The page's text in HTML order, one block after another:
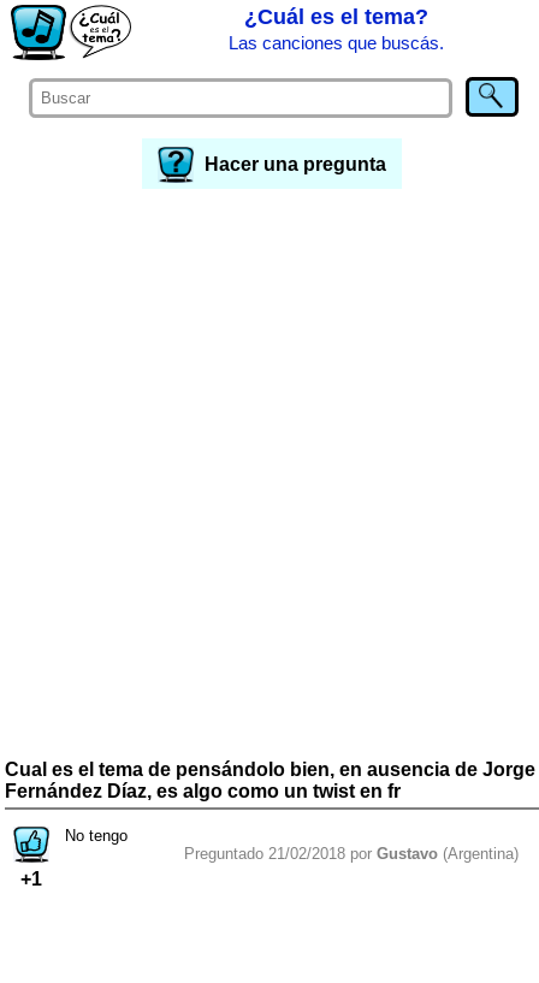
¿Cuál es el tema?
Las canciones que buscás.
Hacer una pregunta
Cual es el tema de pensándolo bien, en ausencia de Jorge
Fernández Díaz, es algo como un twist en fr
+1
No tengo
Preguntado 21/02/2018 por Gustavo (Argentina)